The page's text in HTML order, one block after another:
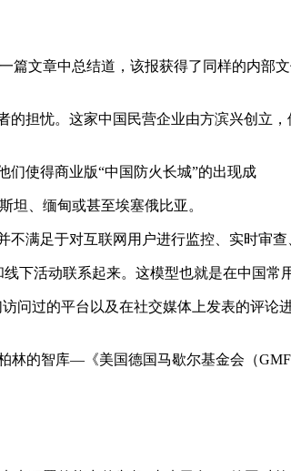
文章中总结道，该报获得了同样的内部
的担忧。这家中国民营企业由方滨兴创立
们使得商业版“中国防火长城”的出现成
坦、缅甸或甚至埃塞俄比亚。
不满足于对互联网用户进行监控、实时审
活动联系起来。这模型也就是在中国常
问过的平台以及在社交媒体上发表的评
的智库—《美国德国马歇尔基金会（